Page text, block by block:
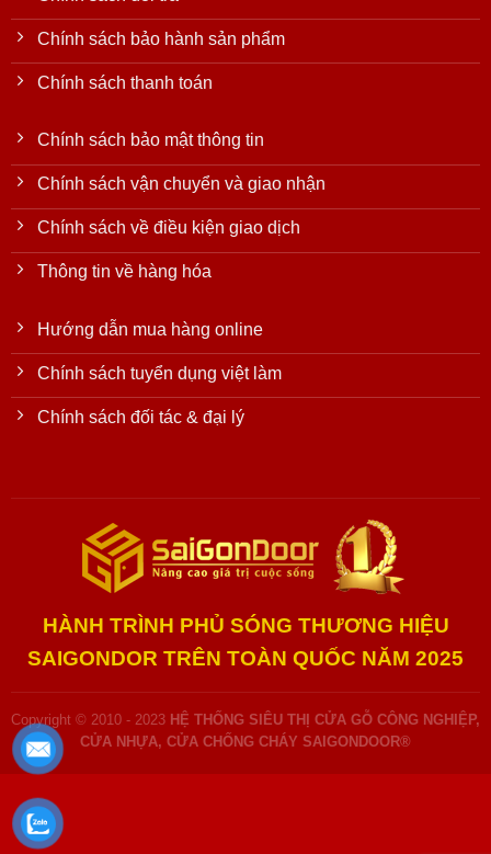
Chính sách bảo hành sản phẩm
Chính sách thanh toán
Chính sách bảo mật thông tin
Chính sách vận chuyển và giao nhận
Chính sách về điều kiện giao dịch
Thông tin về hàng hóa
Hướng dẫn mua hàng online
Chính sách tuyển dụng việt làm
Chính sách đối tác & đại lý
HÀNH TRÌNH PHỦ SÓNG THƯƠNG HIỆU
SAIGONDOR TRÊN TOÀN QUỐC NĂM 2025
Copyright © 2010 - 2023 HỆ THỐNG SIÊU THỊ CỬA GỖ CÔNG NGHIỆP,
CỬA NHỰA, CỬA CHỐNG CHÁY SAIGONDOOR®